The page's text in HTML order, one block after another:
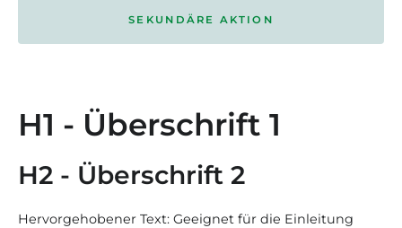
SEKUNDÄRE AKTION
H1 - Überschrift 1
H2 - Überschrift 2
Hervorgehobener Text: Geeignet für die Einleitung